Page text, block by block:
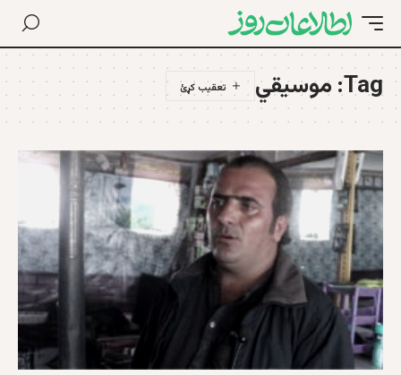
Tag: موسیقي